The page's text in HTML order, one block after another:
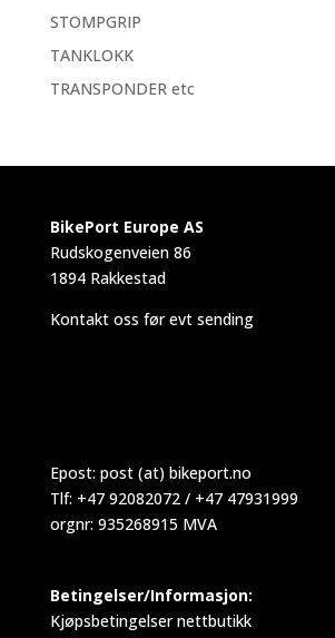
STOMPGRIP
TANKLOKK
TRANSPONDER etc
BikePort Europe AS
Rudskogenveien 86
1894 Rakkestad
Kontakt oss før evt sending
Epost: post (at) bikeport.no
Tlf: +47 92082072 / +47 47931999
orgnr: 935268915 MVA
Betingelser/Informasjon:
Kjøpsbetingelser nettbutikk